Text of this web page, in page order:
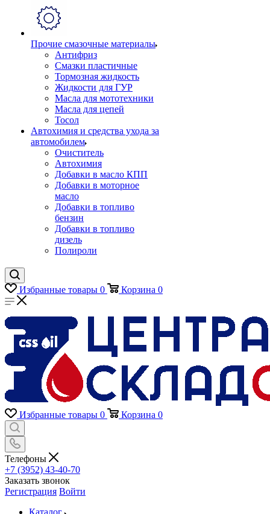
Прочие смазочные материалы
Антифриз
Смазки пластичные
Тормозная жидкость
Жидкости для ГУР
Масла для мототехники
Масла для цепей
Тосол
Автохимия и средства ухода за
автомобилем
Очиститель
Автохимия
Добавки в масло КПП
Добавки в моторное
масло
Добавки в топливо
бензин
Добавки в топливо
дизель
Полироли
Избранные товары 0 Корзина 0
Избранные товары 0 Корзина 0
Телефоны
+7 (3952) 43-40-70
Заказать звонок
Регистрация Войти
Каталог